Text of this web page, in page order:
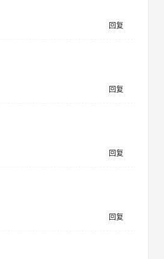
回复
回复
回复
回复